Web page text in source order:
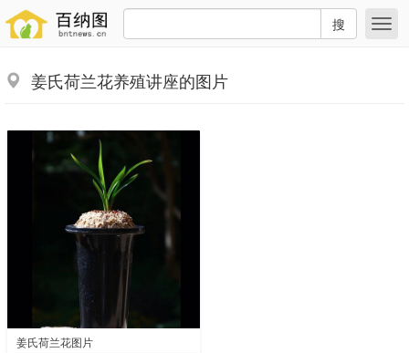
搜
姜氏荷兰花养殖讲座的图片
姜氏荷兰花图片